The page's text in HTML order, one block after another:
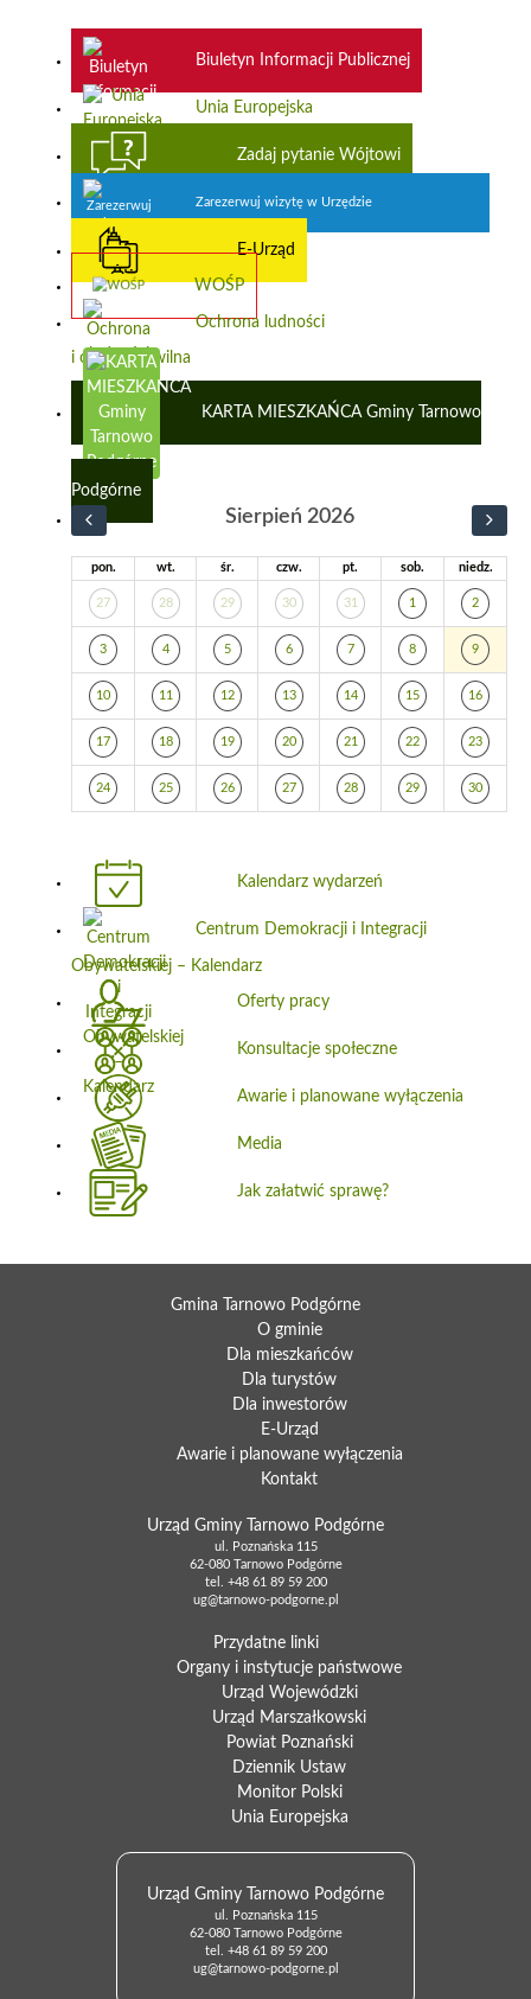
Biuletyn Informacji Publicznej
Unia Europejska
Zadaj pytanie Wójtowi
Zarezerwuj wizytę w Urzędzie
E-Urząd
WOŚP
Ochrona ludności
i obrona cywilna
KARTA MIESZKAŃCA Gminy Tarnowo
Podgórne
Sierpień 2026
pon. wt. śr. czw. pt. sob. niedz.
27 28 29 30 31 1 2
3 4 5 6 7 8 9
10 11 12 13 14 15 16
17 18 19 20 21 22 23
24 25 26 27 28 29 30
Kalendarz wydarzeń
Centrum Demokracji i Integracji
Obywatelskiej – Kalendarz
Oferty pracy
Konsultacje społeczne
Awarie i planowane wyłączenia
Media
Jak załatwić sprawę?
Gmina Tarnowo Podgórne
O gminie
Dla mieszkańców
Dla turystów
Dla inwestorów
E-Urząd
Awarie i planowane wyłączenia
Kontakt
Urząd Gminy Tarnowo Podgórne
ul. Poznańska 115
62-080 Tarnowo Podgórne
tel. +48 61 89 59 200
ug@tarnowo-podgorne.pl
Przydatne linki
Organy i instytucje państwowe
Urząd Wojewódzki
Urząd Marszałkowski
Powiat Poznański
Dziennik Ustaw
Monitor Polski
Unia Europejska
Urząd Gminy Tarnowo Podgórne
ul. Poznańska 115
62-080 Tarnowo Podgórne
tel. +48 61 89 59 200
ug@tarnowo-podgorne.pl